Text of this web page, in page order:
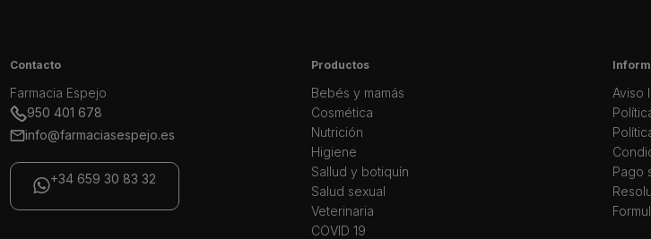
Contacto
Farmacia Espejo
950 401 678
info@farmaciasespejo.es
+34 659 30 83 32
Productos
Bebés y mamás
Cosmética
Nutrición
Higiene
Sallud y botiquín
Salud sexual
Veterinaria
COVID 19
Aviso
Pago